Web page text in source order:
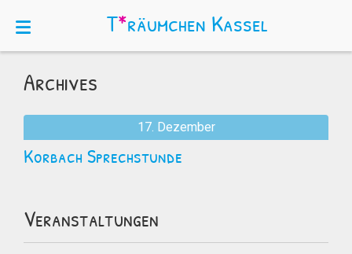
Archives
17. Dezember
Korbach Sprechstunde
Veranstaltungen
T*räumchen Kassel